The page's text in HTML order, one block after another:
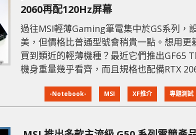
2060再配120Hz屏幕
過往MSI輕薄Gaming筆電集中於GS系列，
美，但價格比普通型號會稍貴一點。想用更
買到類近的輕薄機種？最近它們推出GF65
機身重量幾乎看齊，而且規格也配備RTX
(9SEXR) 是比較入門的輕薄Gaming筆電，
GS65 Stealth均屬1.9kg以下，但機身會以
-Notebook- MSI XF推介 專題測試